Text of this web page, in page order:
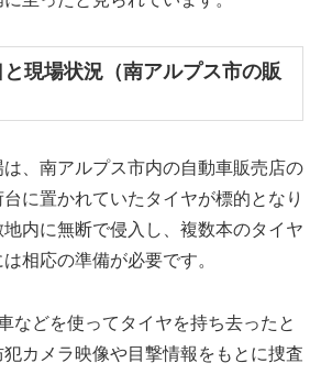
現場状況（南アルプス市の販
、南アルプス市内の自動車販売店の
に置かれていたタイヤが標的となり
内に無断で侵入し、複数本のタイヤ
相応の準備が必要です。
などを使ってタイヤを持ち去ったと
カメラ映像や目撃情報をもとに捜査